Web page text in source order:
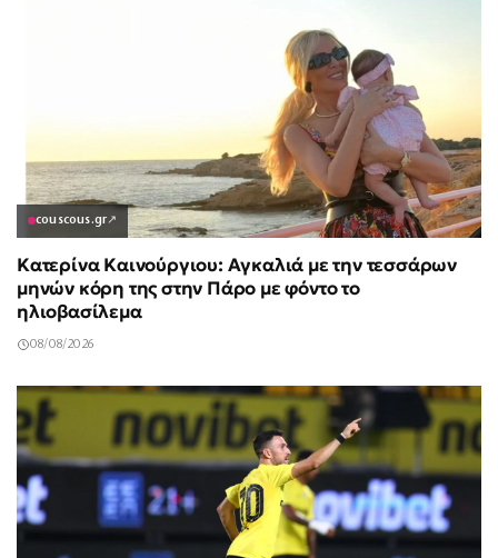
couscous.gr↗
Κατερίνα Καινούργιου: Αγκαλιά με την τεσσάρων
μηνών κόρη της στην Πάρο με φόντο το
ηλιοβασίλεμα
08/08/2026